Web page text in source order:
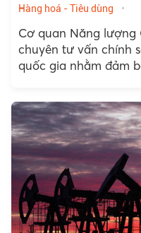
Hàng hoá - Tiêu dùng
Cơ quan Năng lượng
chuyên tư vấn chính
quốc gia nhằm đảm